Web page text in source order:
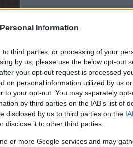
Information
third parties, or processing of your
by us, please use the below opt-out
your opt-out request is processed
on personal information utilized by us
to your opt-out. You may separately
by third parties on the IAB’s list of
disclosed by us to third parties on the
disclose it to other third parties.
or more Google services and may